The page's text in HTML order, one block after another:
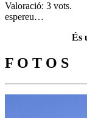
Valoració: 3 vots.
espereu…
És
F O T O S